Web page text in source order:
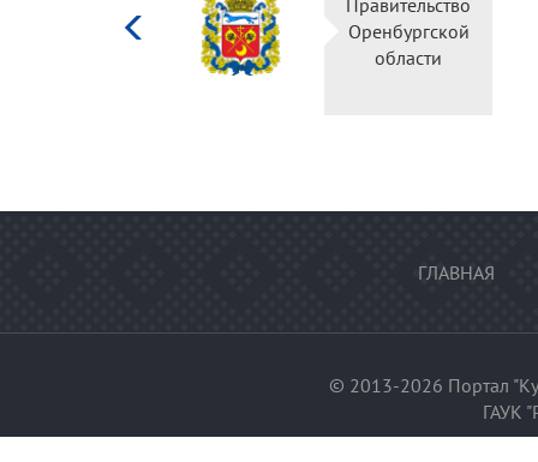
Оренбургской
области
ГЛАВНАЯ
© 2013-2026 Портал
ГАУК